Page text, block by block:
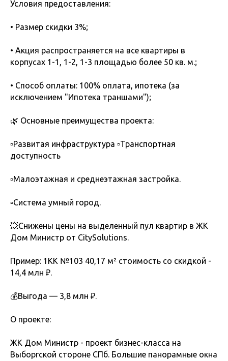
Условия предоставления:
• Размер скидки 3%;
• Акция распространяется на все квартиры в
корпусах 1-1, 1-2, 1-3 площадью более 50 кв. м.;
• Способ оплаты: 100% оплата, ипотека (за
исключением "Ипотека траншами");
🌿 Основные преимущества проекта:
▫️Развитая инфраструктура ▫️Транспортная
доступность
▫️Малоэтажная и среднеэтажная застройка.
▫️Система умный город.
💥Снижены цены на выделенный пул квартир в ЖК
Дом Министр от CitySolutions.
Пример: 1КК №103 40,17 м² стоимость со скидкой -
14,4 млн ₽.
💰Выгода — 3,8 млн ₽.
О проекте:
ЖК Дом Министр - проект бизнес-класса на
Выборгской стороне СПб. Большие панорамные окна